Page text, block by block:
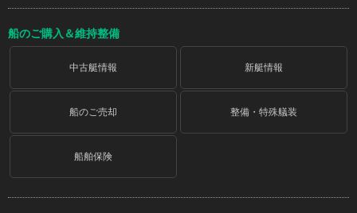
船のご購入＆維持整備
中古艇情報 新艇情報
船のご売却 整備・特殊艤装
船舶保険